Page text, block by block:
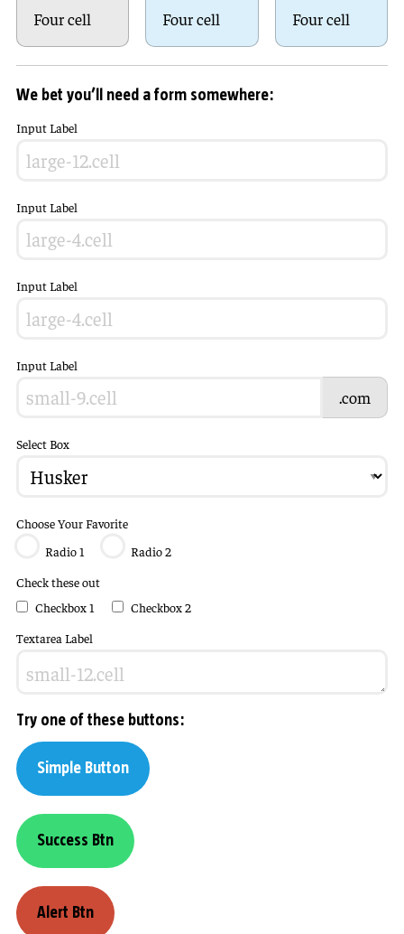
Four cell Four cell Four cell
We bet you’ll need a form somewhere:
Input Label
Input Label
Input Label
Input Label
.com
Select Box
Choose Your Favorite
Radio 1
Radio 2
Check these out
Checkbox 1
Checkbox 2
Textarea Label
Try one of these buttons:
Simple Button
Success Btn
Alert Btn